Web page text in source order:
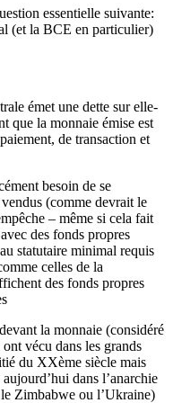
essentielle suivante:
(et la BCE en particulier)
émet une dette sur elle-
que la monnaie émise est
de transaction et
besoin de se
(comme devrait le
– même si cela fait
des fonds propres
statutaire minimal requis
celles de la
des fonds propres
la monnaie (considéré
vécu dans les grands
du XXème siècle mais
dans l’anarchie
Zimbabwe ou l’Ukraine)